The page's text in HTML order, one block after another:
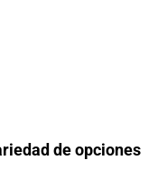
de opciones